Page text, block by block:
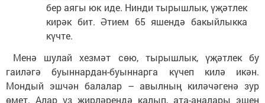
бер аягы юк иде. Нинди тырышлык, үҗәтлек
кирәк бит. Әтием 65 яшендә бакыйлыкка
күчте.
Менә шулай хезмәт сөю, тырышлык, үҗәтлек бу
гаиләгә буыннардан-буыннарга күчеп килә икән.
Мондый эшчән балалар – авылның киләчәгенә зур
өмет. Алар үз җирләрендә калып, ата-аналары эшен